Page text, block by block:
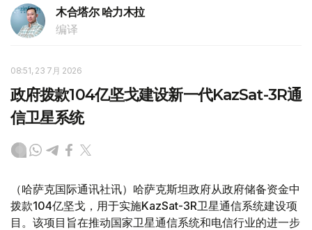
木合塔尔 哈力木拉
编译
08:51, 23 7月 2026
政府拨款104亿坚戈建设新一代KazSat-3R通
信卫星系统
（哈萨克国际通讯社讯）哈萨克斯坦政府从政府储备资金中
拨款104亿坚戈，用于实施KazSat-3R卫星通信系统建设项
目。该项目旨在推动国家卫星通信系统和电信行业的进一步